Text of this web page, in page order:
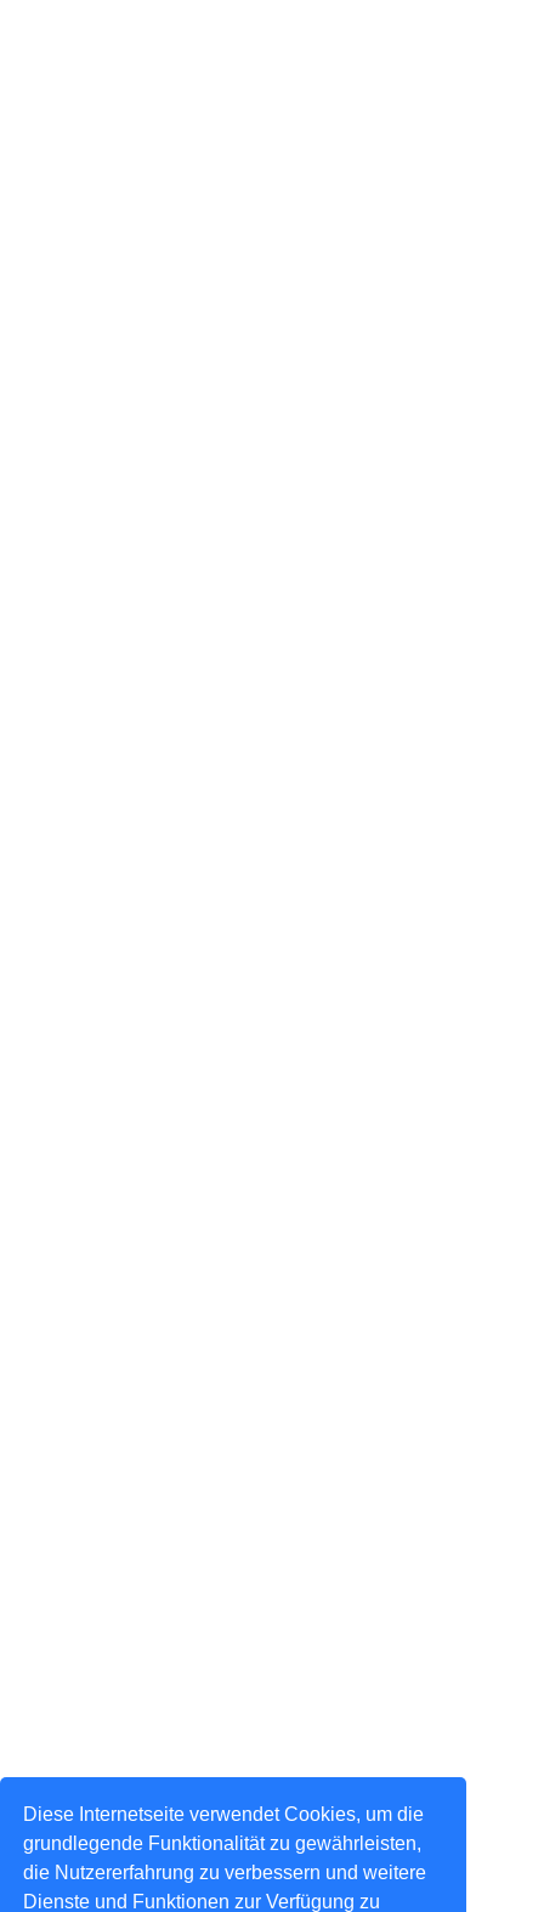
Diese Internetseite verwendet Cookies, um die
grundlegende Funktionalität zu gewährleisten,
die Nutzererfahrung zu verbessern und weitere
Dienste und Funktionen zur Verfügung zu